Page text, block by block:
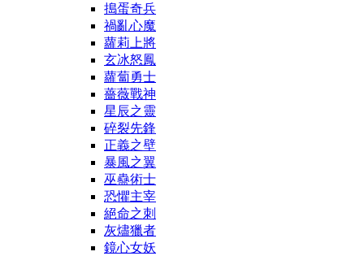
搗蛋奇兵
禍亂心魔
蘿莉上將
玄冰怒鳳
蘿蔔勇士
薔薇戰神
星辰之靈
碎裂先鋒
正義之壁
暴風之翼
巫蠱術士
恐懼主宰
絕命之刺
灰燼獵者
鏡心女妖